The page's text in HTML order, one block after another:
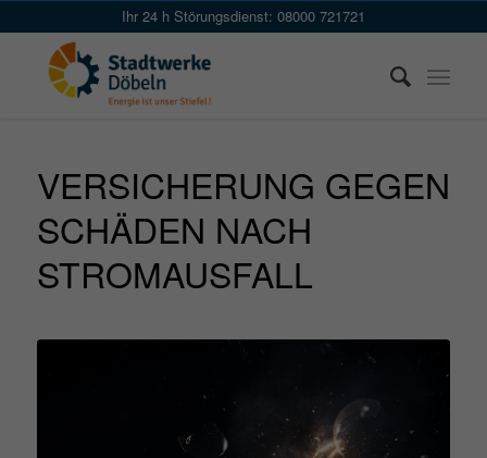
to
Content
Ihr 24 h Störungsdienst: 08000 721721
VERSICHERUNG GEGEN
SCHÄDEN NACH
STROMAUSFALL